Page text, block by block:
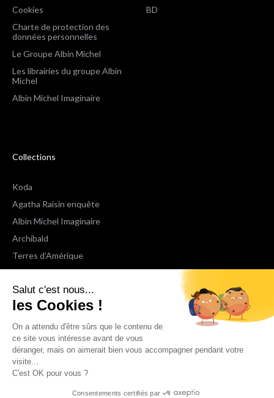
Salut c'est nous...
les Cookies !
On a attendu d'être sûrs que le contenu de
ce site vous intéresse avant de vous
déranger, mais on aimerait bien vous accompagner pendant votre
visite...
C'est OK pour vous ?
Consentements certifiés par
Cookies
Charte de protection des
données personnelles
Le Groupe Albin Michel
Les librairies du groupe Albin
Michel
Albin Michel Imaginaire
BD
Collections
Koda
Agatha Raisin enquête
Albin Michel Imaginaire
Archibald
Terres d'Amérique
Espaces Libres Poche
NOX
Wiz
Voir toutes les collections
Nous suivre